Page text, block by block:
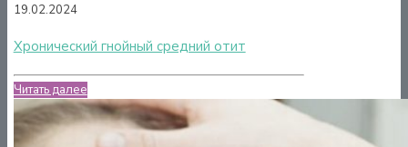
19.02.2024
Хронический гнойный средний отит
Читать далее